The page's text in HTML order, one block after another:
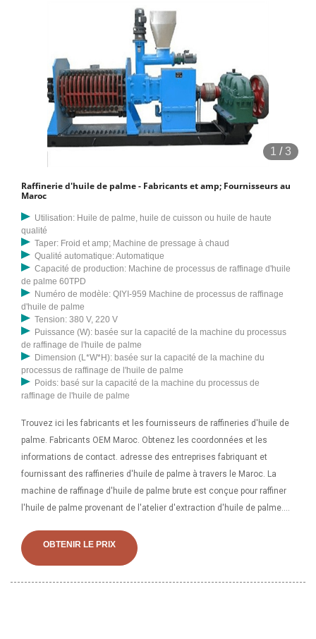
1 /3
Raffinerie d'huile de palme - Fabricants et amp; Fournisseurs au
Maroc
Utilisation: Huile de palme, huile de cuisson ou huile de haute
qualité
Taper: Froid et amp; Machine de pressage à chaud
Qualité automatique: Automatique
Capacité de production: Machine de processus de raffinage d'huile
de palme 60TPD
Numéro de modèle: QIYI-959 Machine de processus de raffinage
d'huile de palme
Tension: 380 V, 220 V
Puissance (W): basée sur la capacité de la machine du processus
de raffinage de l'huile de palme
Dimension (L*W*H): basée sur la capacité de la machine du
processus de raffinage de l'huile de palme
Poids: basé sur la capacité de la machine du processus de
raffinage de l'huile de palme
Trouvez ici les fabricants et les fournisseurs de raffineries d'huile de
palme. Fabricants OEM Maroc. Obtenez les coordonnées et les
informations de contact. adresse des entreprises fabriquant et
fournissant des raffineries d'huile de palme à travers le Maroc. La
machine de raffinage d'huile de palme brute est conçue pour raffiner
l'huile de palme provenant de l'atelier d'extraction d'huile de palme.
moulin à huile de palme à petite et à grande échelle. 1. Type de
machine : machine de raffinage d’huile de palme brute. 2. Matériau :
OBTENIR LE PRIX